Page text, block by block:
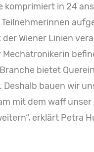
komprimiert in 24
Wiener Linien
Branche bietet
bauen wir
mit dem waff
erklärt Petra